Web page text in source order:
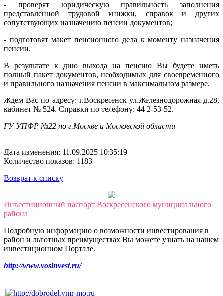
- проверят юридическую правильность заполнения
представленной трудовой книжки, справок и других
сопутствующих назначению пенсии документов;
- подготовят макет пенсионного дела к моменту назначения
пенсии.
В результате к дню выхода на пенсию Вы будете иметь
полный пакет документов, необходимых для своевременного
и правильного назначения пенсии в максимальном размере.
Ждем Вас по адресу: г.Воскресенск ул.Железнодорожная д.28,
кабинет № 524. Справки по телефону: 44 2-53-52.
ГУ УПФР №22 по г.Москве и Московской области
Дата изменения: 11.09.2025 10:35:19
Количество показов: 1183
Возврат к списку
Инвестиционный паспорт Воскресенского муниципального
района
Подробную информацию о возможности инвестирования в
район и льготных преимуществах Вы можете узнать на нашем
инвестиционном Портале.
http://www.vosinvest.ru/